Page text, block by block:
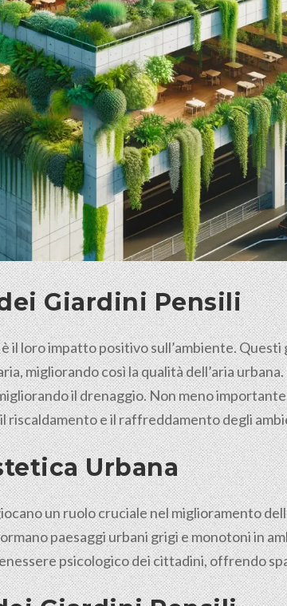
Giardini Pensili
il loro impatto positivo sull’ambiente.
migliorando così la qualità dell’aria
il drenaggio. Non meno
riscaldamento e il raffreddamento degli
Urbana
un ruolo cruciale nel miglioramento
paesaggi urbani grigi e monotoni in
psicologico deicittadini, offrendo